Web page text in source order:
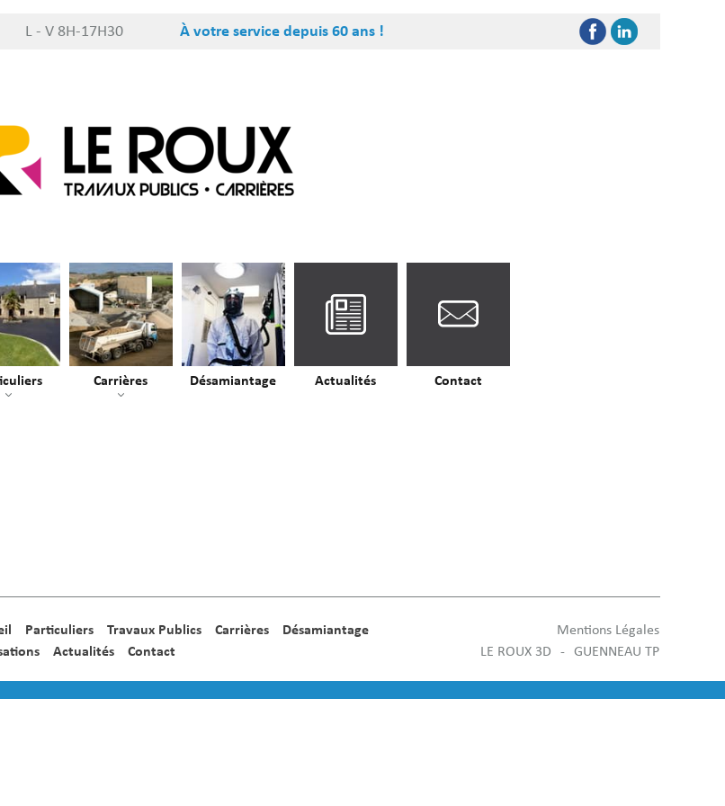
L - V 8H-17H30 À votre service depuis 60 ans !
Carrières Désamiantage Actualités Contact
Particuliers Travaux Publics Carrières
Désamiantage
Actualités Contact
Mentions Légales
LE ROUX 3D
GUENNEAU TP